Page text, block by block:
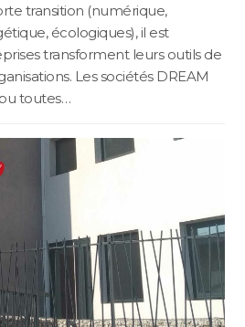
transition (numérique,
écologiques), il est
transforment leurs outils de
Les sociétés DREAM
toutes…